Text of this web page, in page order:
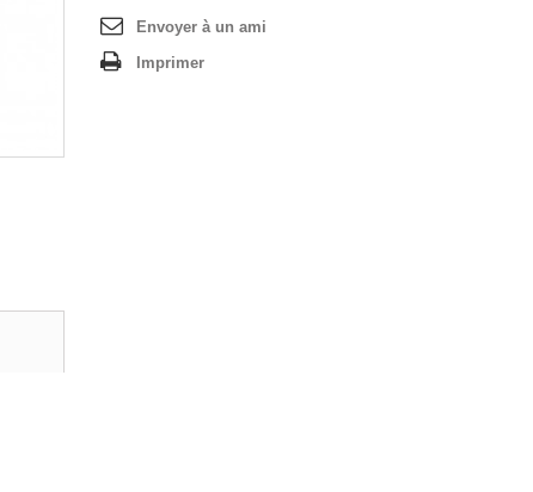
Envoyer à un ami
Imprimer